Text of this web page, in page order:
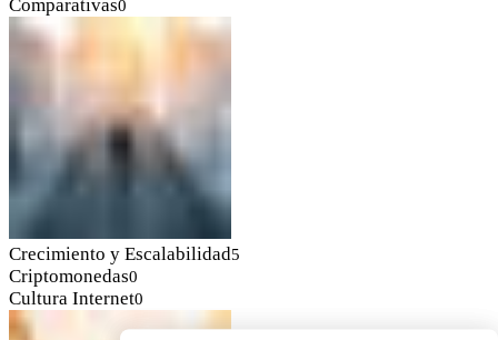
Comparativas0
Crecimiento y Escalabilidad5
Criptomonedas0
Cultura Internet0